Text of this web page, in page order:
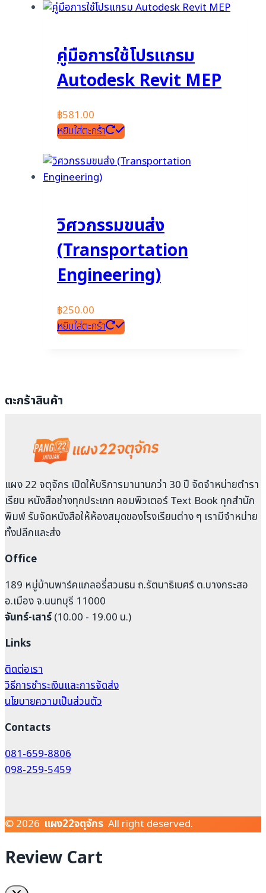
คู่มือการใช้โปรแกรม
Autodesk Revit MEP
฿581.00
หยิบใส่ตะกร้า
วิศวกรรมขนส่ง
(Transportation
Engineering)
฿250.00
หยิบใส่ตะกร้า
ตะกร้าสินค้า
แผง 22 จตุจักร เปิดให้บริการมานานกว่า 30 ปี จัดจำหน่ายตำรา
เรียน หนังสือช่างทุกประเภท คอมพิวเตอร์ Text Book ทุกสำนัก
พิมพ์ รับจัดหนังสือให้ห้องสมุดของโรงเรียนต่าง ๆ เรามีจำหน่าย
ทั้งปลีกและส่ง
Office
189 หมู่บ้านพาร์คแกลอรี่สวนธน ถ.รัตนาธิเบศร์ ต.บางกระสอ
อ.เมือง จ.นนทบุรี 11000
จันทร์-เสาร์(10.00 - 19.00 น.)
Links
ติดต่อเรา
วิธีการชำระเงินและการจัดส่ง
นโยบายความเป็นส่วนตัว
Contacts
081-659-8806
098-259-5459
© 2026 แผง22จตุจักร All right deserved.
Review Cart